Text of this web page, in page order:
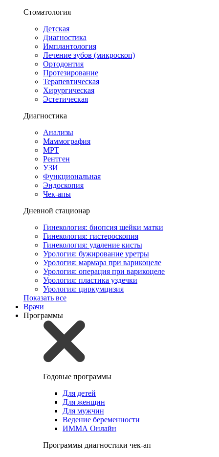
Стоматология
Детская
Диагностика
Имплантология
Лечение зубов (микроскоп)
Ортодонтия
Протезирование
Терапевтическая
Хирургическая
Эстетическая
Диагностика
Анализы
Маммография
МРТ
Рентген
УЗИ
Функциональная
Эндоскопия
Чек-апы
Дневной стационар
Гинекология: биопсия шейки матки
Гинекология: гистероскопия
Гинекология: удаление кисты
Урология: бужирование уретры
Урология: мармара при варикоцеле
Урология: операция при варикоцеле
Урология: пластика уздечки
Урология: циркумцизия
Показать все
Врачи
Программы
Годовые программы
Для детей
Для женщин
Для мужчин
Ведение беременности
ИММА Онлайн
Программы диагностики чек-ап